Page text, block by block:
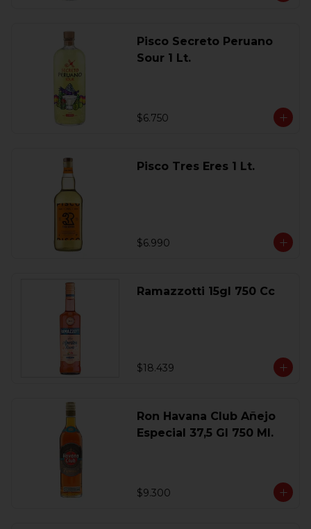
Pisco Secreto Peruano
Sour 1 Lt.
$6.750
Pisco Tres Eres 1 Lt.
$6.990
Ramazzotti 15gl 750 Cc
$18.439
Ron Havana Club Añejo
Especial 37,5 Gl 750 Ml.
$9.300